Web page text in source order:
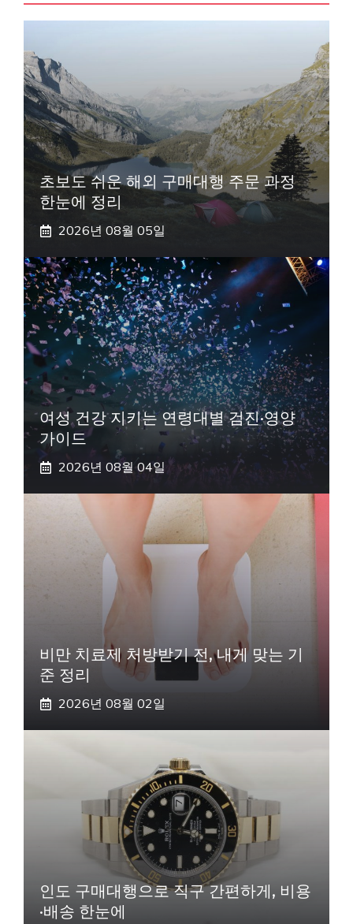
초보도 쉬운 해외 구매대행 주문 과정
한눈에 정리
2026년 08월 05일
여성 건강 지키는 연령대별 검진·영양
가이드
2026년 08월 04일
비만 치료제 처방받기 전, 내게 맞는 기
준 정리
2026년 08월 02일
인도 구매대행으로 직구 간편하게, 비용
·배송 한눈에